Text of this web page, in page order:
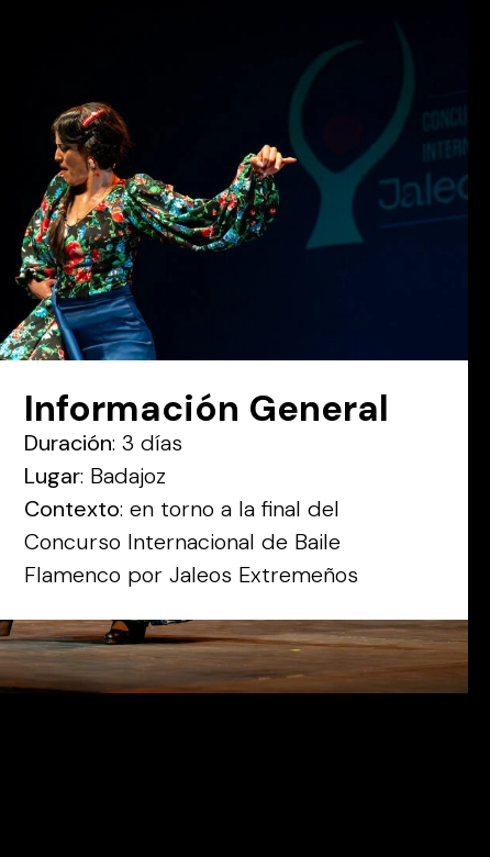
Información General
Duración: 3 días
Lugar: Badajoz
Contexto: en torno a la final del
Concurso Internacional de Baile
Flamenco por Jaleos Extremeños